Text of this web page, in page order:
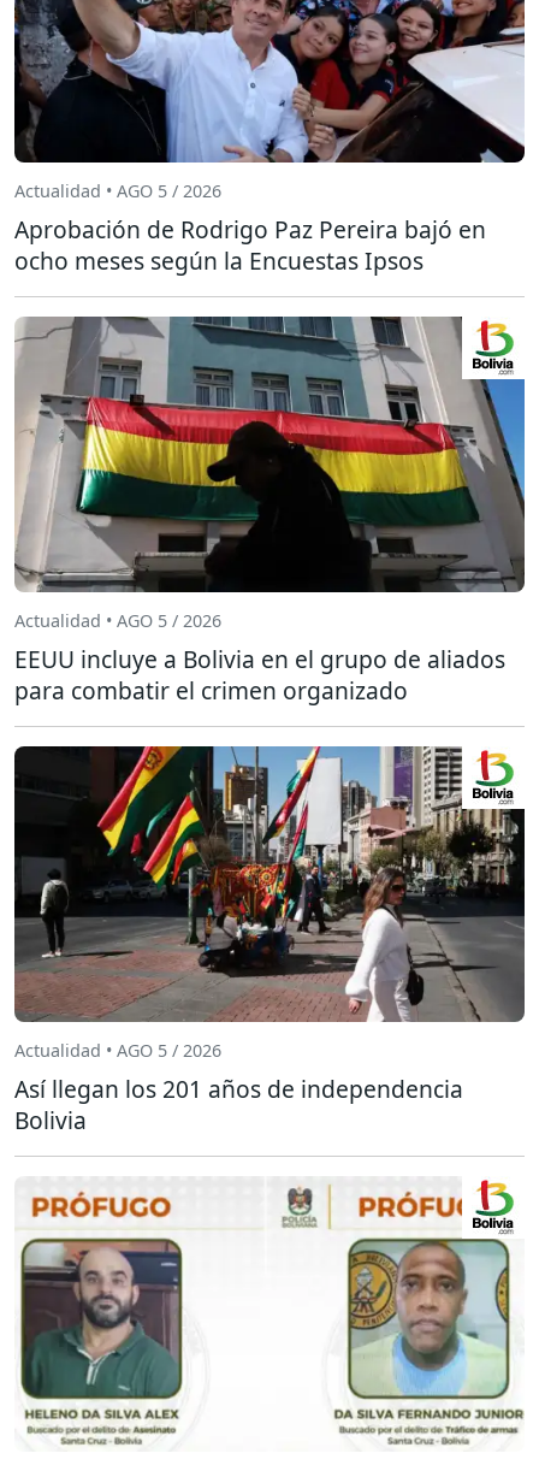
Actualidad • AGO 5 / 2026
Aprobación de Rodrigo Paz Pereira bajó en
ocho meses según la Encuestas Ipsos
Actualidad • AGO 5 / 2026
EEUU incluye a Bolivia en el grupo de aliados
para combatir el crimen organizado
Actualidad • AGO 5 / 2026
Así llegan los 201 años de independencia
Bolivia